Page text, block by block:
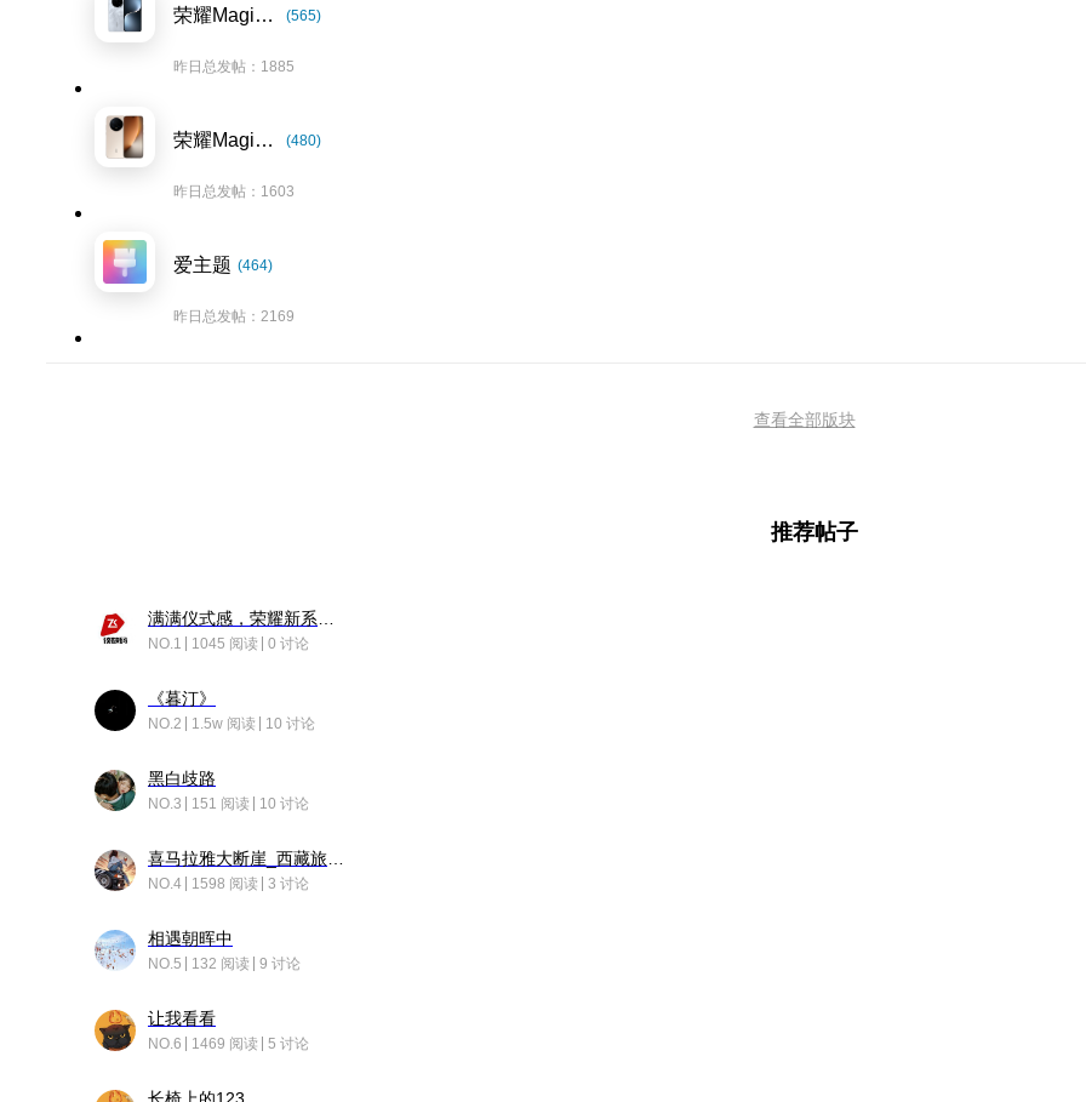
荣耀Magic7系列 (565)
昨日总发帖：1885
荣耀Magic8系列 (480)
昨日总发帖：1603
爱主题 (464)
昨日总发帖：2169
查看全部版块
推荐帖子
NO.1 1045 阅读 0 讨论
《暮汀》
NO.2 1.5w 阅读 10 讨论
黑白歧路
NO.3 151 阅读 10 讨论
NO.4 1598 阅读 3 讨论
相遇朝晖中
NO.5 132 阅读 9 讨论
让我看看
NO.6 1469 阅读 5 讨论